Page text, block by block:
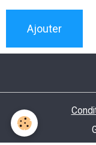
Ajouter